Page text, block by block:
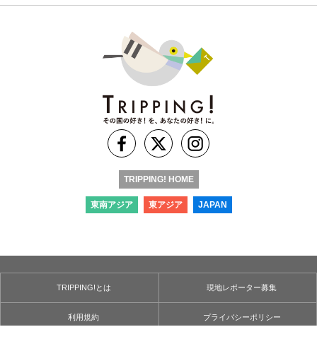
TRIPPING! HOME
東南アジア 東アジア JAPAN
TRIPPING!とは 現地レポーター募集
利用規約 プライバシーポリシー